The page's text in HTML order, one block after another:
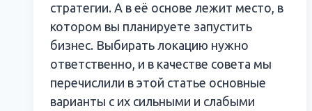
стратегии. А в её основе лежит место, в
котором вы планируете запустить
бизнес. Выбирать локацию нужно
ответственно, и в качестве совета мы
перечислили в этой статье основные
варианты с их сильными и слабыми